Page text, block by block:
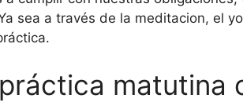
sea a través de la meditacion, el
matutina